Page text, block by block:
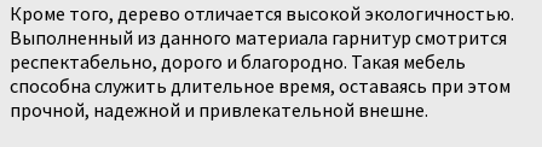
Кроме того, дерево отличается высокой экологичностью.
Выполненный из данного материала гарнитур смотрится
респектабельно, дорого и благородно. Такая мебель
способна служить длительное время, оставаясь при этом
прочной, надежной и привлекательной внешне.